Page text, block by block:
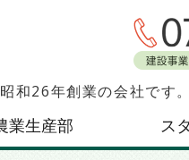
能産業株式会社
和26年創業の会社です。
業生産部 ス